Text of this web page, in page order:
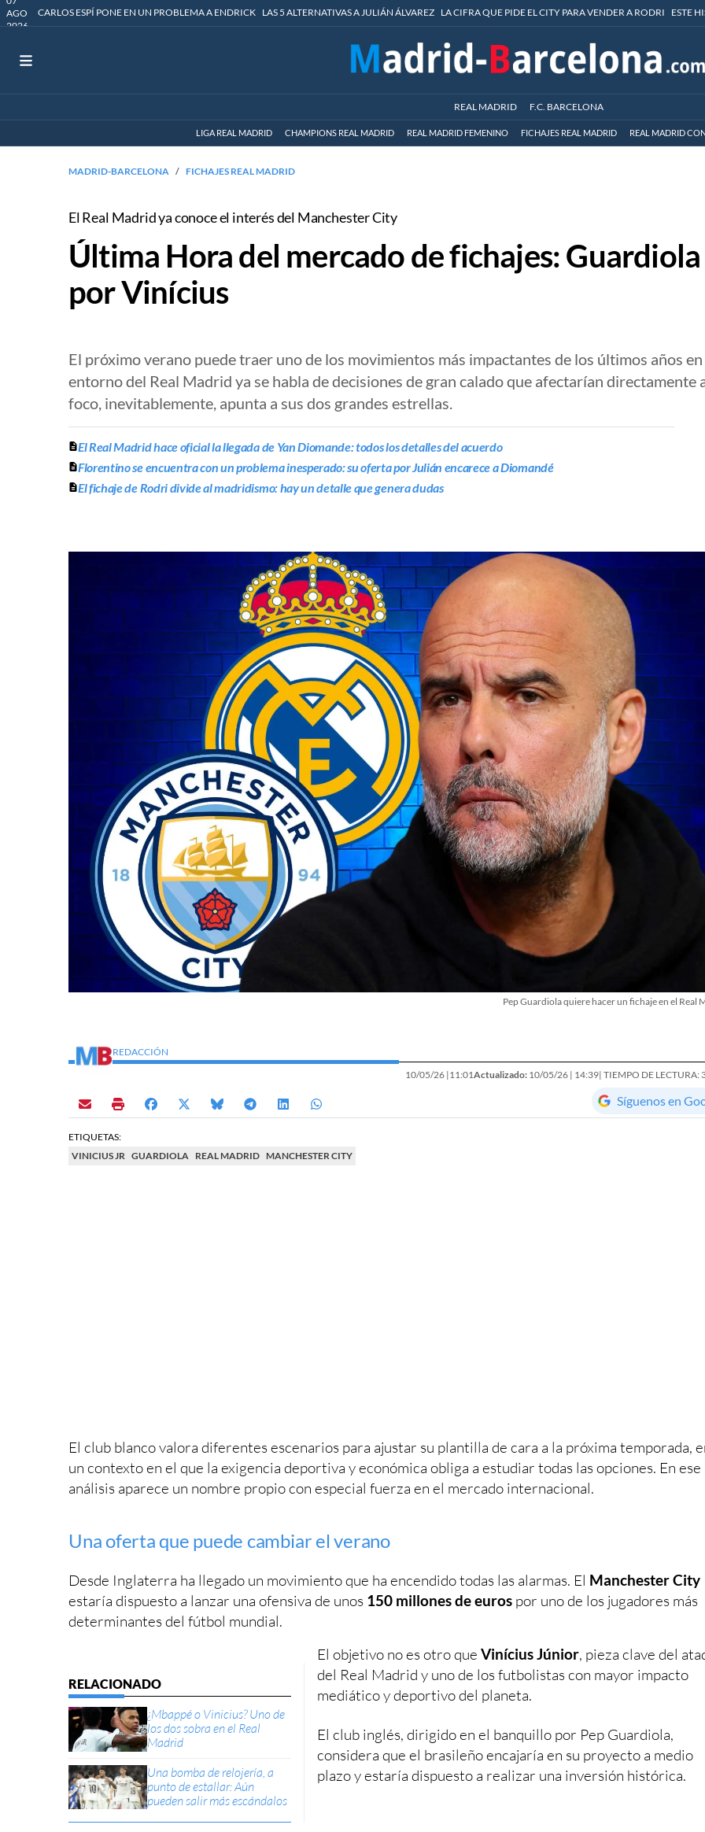
AGO
2026
CARLOS ESPÍ PONE EN UN PROBLEMA A ENDRICK LAS 5 ALTERNATIVAS A JULIÁN ÁLVAREZ LA CIFRA QUE PIDE EL CITY PARA VENDER A RODRI ESTE
REAL MADRID F.C. BARCELONA
LIGA REAL MADRID CHAMPIONS REAL MADRID REAL MADRID FEMENINO FICHAJES REAL MADRID REAL MADRID
MADRID-BARCELONA FICHAJES REAL MADRID
El Real Madrid ya conoce el interés del Manchester City
Última Hora del mercado de fichajes:
por Vinícius
El próximo verano puede traer uno de los movimientos más impactantes de los últimos años
entorno del Real Madrid ya se habla de decisiones de gran calado que afectarían directamente
foco, inevitablemente, apunta a sus dos grandes estrellas.
El Real Madrid hace oficial la llegada de Yan Diomande: todos los detalles del acuerdo
Florentino se encuentra con un problema inesperado: su oferta por Julián encarece a Diomandé
El fichaje de Rodri divide al madridismo: hay un detalle que genera dudas
Pep Guardiola quiere hacer un fichaje en el Real
REDACCIÓN
10/05/26 |11:01Actualizado: 10/05/26 | 14:39| TIEMPO DE LECTURA:
Síguenos en
ETIQUETAS:
VINICIUS JR GUARDIOLA REAL MADRID MANCHESTER CITY
El club blanco valora diferentes escenarios para ajustar su plantilla de cara a la próxima temporada,
un contexto en el que la exigencia deportiva y económica obliga a estudiar todas las opciones. En ese
análisis aparece un nombre propio con especial fuerza en el mercado internacional.
Una oferta que puede cambiar el verano
Desde Inglaterra ha llegado un movimiento que ha encendido todas las alarmas. El Manchester City
estaría dispuesto a lanzar una ofensiva de unos 150 millones de euros por uno de los jugadores más
determinantes del fútbol mundial.
¿Mbappé o Vinicius? Uno de
los dos sobra en el Real
Madrid
Una bomba de relojería, a
punto de estallar: Aún
pueden salir más escándalos
El objetivo no es otro que Vinícius Júnior, pieza clave del
del Real Madrid y uno de los futbolistas con mayor impacto
mediático y deportivo del planeta.
El club inglés, dirigido en el banquillo por Pep Guardiola,
considera que el brasileño encajaría en su proyecto a medio
plazo y estaría dispuesto a realizar una inversión histórica.